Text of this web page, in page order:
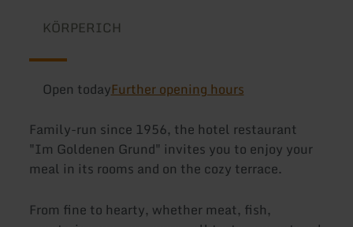
KÖRPERICH
Open todayFurther opening hours
Family-run since 1956, the hotel restaurant
"Im Goldenen Grund" invites you to enjoy your
meal in its rooms and on the cozy terrace.
From fine to hearty, whether meat, fish,